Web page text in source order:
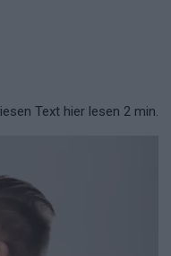
Text hier lesen 2 min.